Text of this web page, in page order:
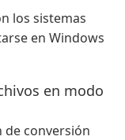
los sistemas
en Windows
en modo
de conversión